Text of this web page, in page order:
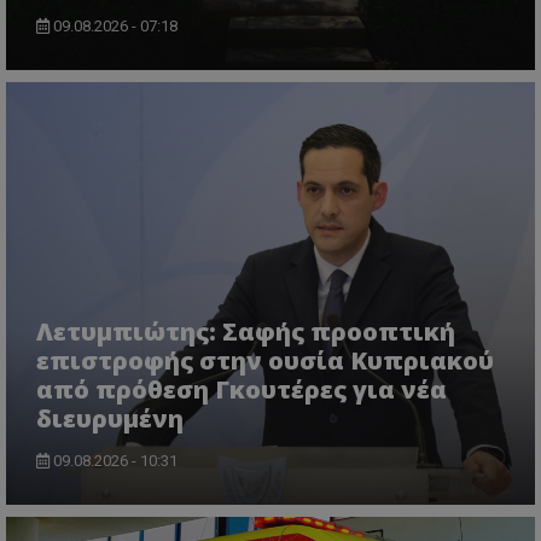
09.08.2026 - 07:18
Λετυμπιώτης: Σαφής προοπτική
επιστροφής στην ουσία Κυπριακού
από πρόθεση Γκουτέρες για νέα
διευρυμένη
09.08.2026 - 10:31
Microsoft Corporation
VISITOR_PRIVACY_METADATA